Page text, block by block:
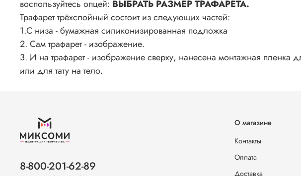
воспользуйтесь опцей: ВЫБРАТЬ РАЗМЕР ТРАФАРЕТА.
Трафарет трёхслойный состоит из следующих частей:
1.С низа - бумажная силиконизированная подложка
2. Сам трафарет - изображение.
3. И на трафарет - изображение сверху, нанесена монтажная пленка
или для тату на тело.
О магазине
Контакты
Оплата
Доставка
8-800-201-62-89